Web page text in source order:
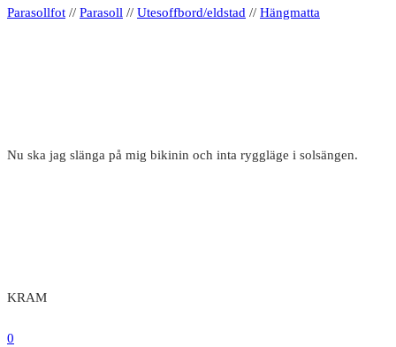
Parasollfot // Parasoll // Utesoffbord/eldstad // Hängmatta
Nu ska jag slänga på mig bikinin och inta ryggläge i solsängen.
KRAM
0